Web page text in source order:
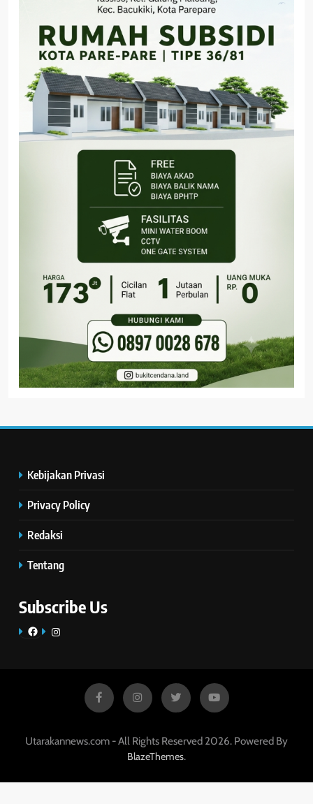
Kebijakan Privasi
Privacy Policy
Redaksi
Tentang
Subscribe Us
FacebookInstagram
Utarakannews.com - All Rights Reserved 2026. Powered By
BlazeThemes.